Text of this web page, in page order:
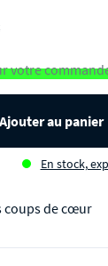
votre
Ajouter au panier
En stock,
coups de cœur